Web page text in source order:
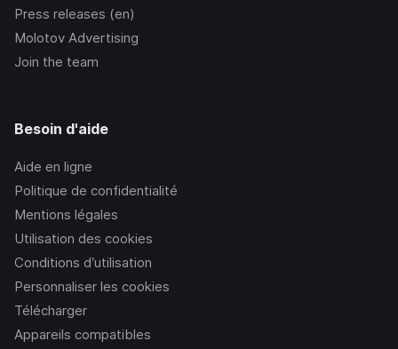
Press releases (en)
Molotov Advertising
Join the team
Besoin d'aide
Aide en ligne
Politique de confidentialité
Mentions légales
Utilisation des cookies
Conditions d’utilisation
Personnaliser les cookies
Télécharger
Appareils compatibles